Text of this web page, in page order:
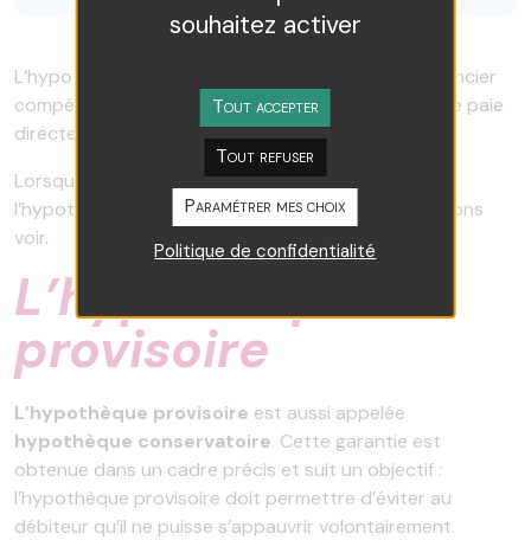
L’hypothèque est enregistrée auprès du service foncier
compétent, donc si la maison est vendue, le notaire paie
directement le créancier hypothécaire.
Lorsque l’hypothèque est judiciaire, on dit que
l’hypothèque est conservatoire, ou provisoire. Voyons
voir.
L’hypothèque
provisoire
L’hypothèque provisoire est aussi appelée
hypothèque conservatoire. Cette garantie est
obtenue dans un cadre précis et suit un objectif :
l’hypothèque provisoire doit permettre d’éviter au
débiteur qu’il ne puisse s’appauvrir volontairement.
souhaitez activer
Tout accepter
Tout refuser
Paramétrer mes choix
Politique de confidentialité